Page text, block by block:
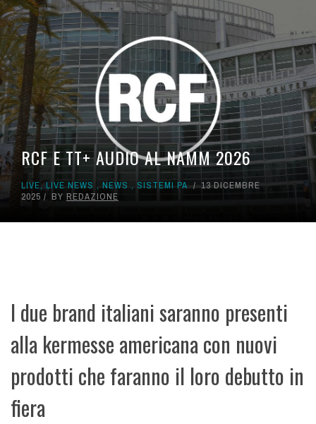
RCF E TT+ AUDIO AL NAMM 2026
LIVE,LIVE NEWS , NEWS , SISTEMI PA
13 DICEMBRE
2025
BY REDAZIONE
I due brand italiani saranno presenti
alla kermesse americana con nuovi
prodotti che faranno il loro debutto in
fiera